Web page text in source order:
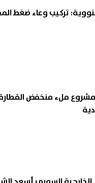
تركيب وعاء ضغط
ملء منخفض